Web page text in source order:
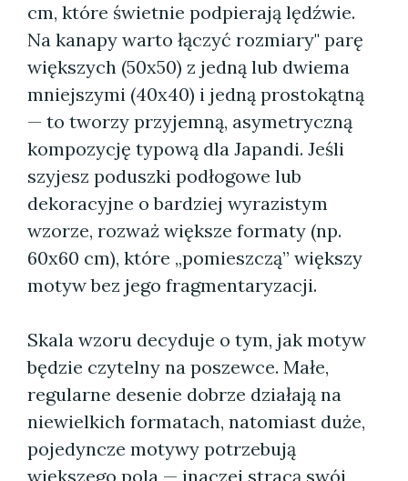
cm, które świetnie podpierają lędźwie.
Na kanapy warto łączyć rozmiary" parę
większych (50x50) z jedną lub dwiema
mniejszymi (40x40) i jedną prostokątną
— to tworzy przyjemną, asymetryczną
kompozycję typową dla Japandi. Jeśli
szyjesz poduszki podłogowe lub
dekoracyjne o bardziej wyrazistym
wzorze, rozważ większe formaty (np.
60x60 cm), które „pomieszczą” większy
motyw bez jego fragmentaryzacji.
Skala wzoru decyduje o tym, jak motyw
będzie czytelny na poszewce. Małe,
regularne desenie dobrze działają na
niewielkich formatach, natomiast duże,
pojedyncze motywy potrzebują
większego pola — inaczej stracą swój